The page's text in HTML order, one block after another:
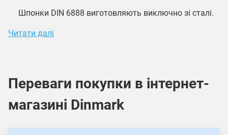
Шпонки DIN 6888 виготовляють виключно зі сталі.
Читати далі
Переваги покупки в інтернет-
магазині Dinmark